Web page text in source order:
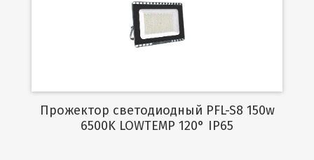
Подробнее
Прожектор светодиодный PFL-S8 150w
6500K LOWTEMP 120° IP65